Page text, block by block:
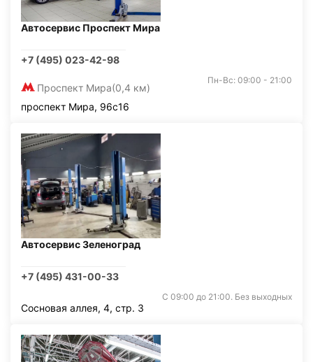
Автосервис Проспект Мира
+7 (495) 023-42-98
Проспект Мира(0,4 км)
Пн-Вс: 09:00 - 21:00
проспект Мира, 96с16
Автосервис Зеленоград
+7 (495) 431-00-33
С 09:00 до 21:00. Без выходных
Сосновая аллея, 4, стр. 3